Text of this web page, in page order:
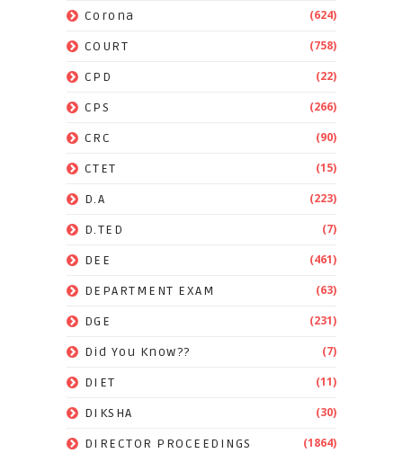
Corona (624)
COURT (758)
CPD (22)
CPS (266)
CRC (90)
CTET (15)
D.A (223)
D.TED (7)
DEE (461)
DEPARTMENT EXAM (63)
DGE (231)
Did You Know?? (7)
DIET (11)
DIKSHA (30)
DIRECTOR PROCEEDINGS (1864)